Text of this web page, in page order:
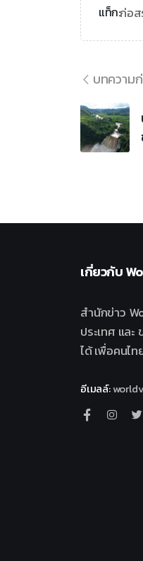
แท็ก:ก่อส
บทความ
เกี่ยวกับ
สำนักข่าว
ประเทศ และ
ได้ เพื่อคนไ
อีเมลล์: